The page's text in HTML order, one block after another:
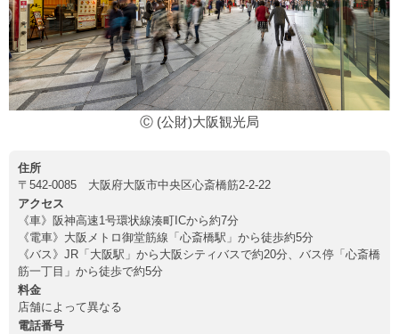
Ⓒ (公財)大阪観光局
住所
〒542-0085 大阪府大阪市中央区心斎橋筋2-2-22
アクセス
《車》阪神高速1号環状線湊町ICから約7分
《電車》大阪メトロ御堂筋線「心斎橋駅」から徒歩約5分
《バス》JR「大阪駅」から大阪シティバスで約20分、バス停「心斎橋
筋一丁目」から徒歩で約5分
料金
店舗によって異なる
電話番号